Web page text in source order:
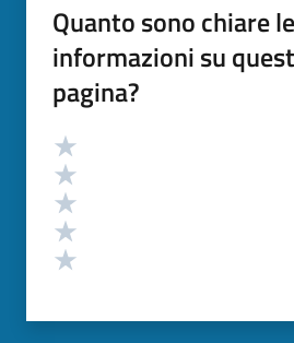
Quanto sono chiare le
informazioni su
pagina?
Valutazione